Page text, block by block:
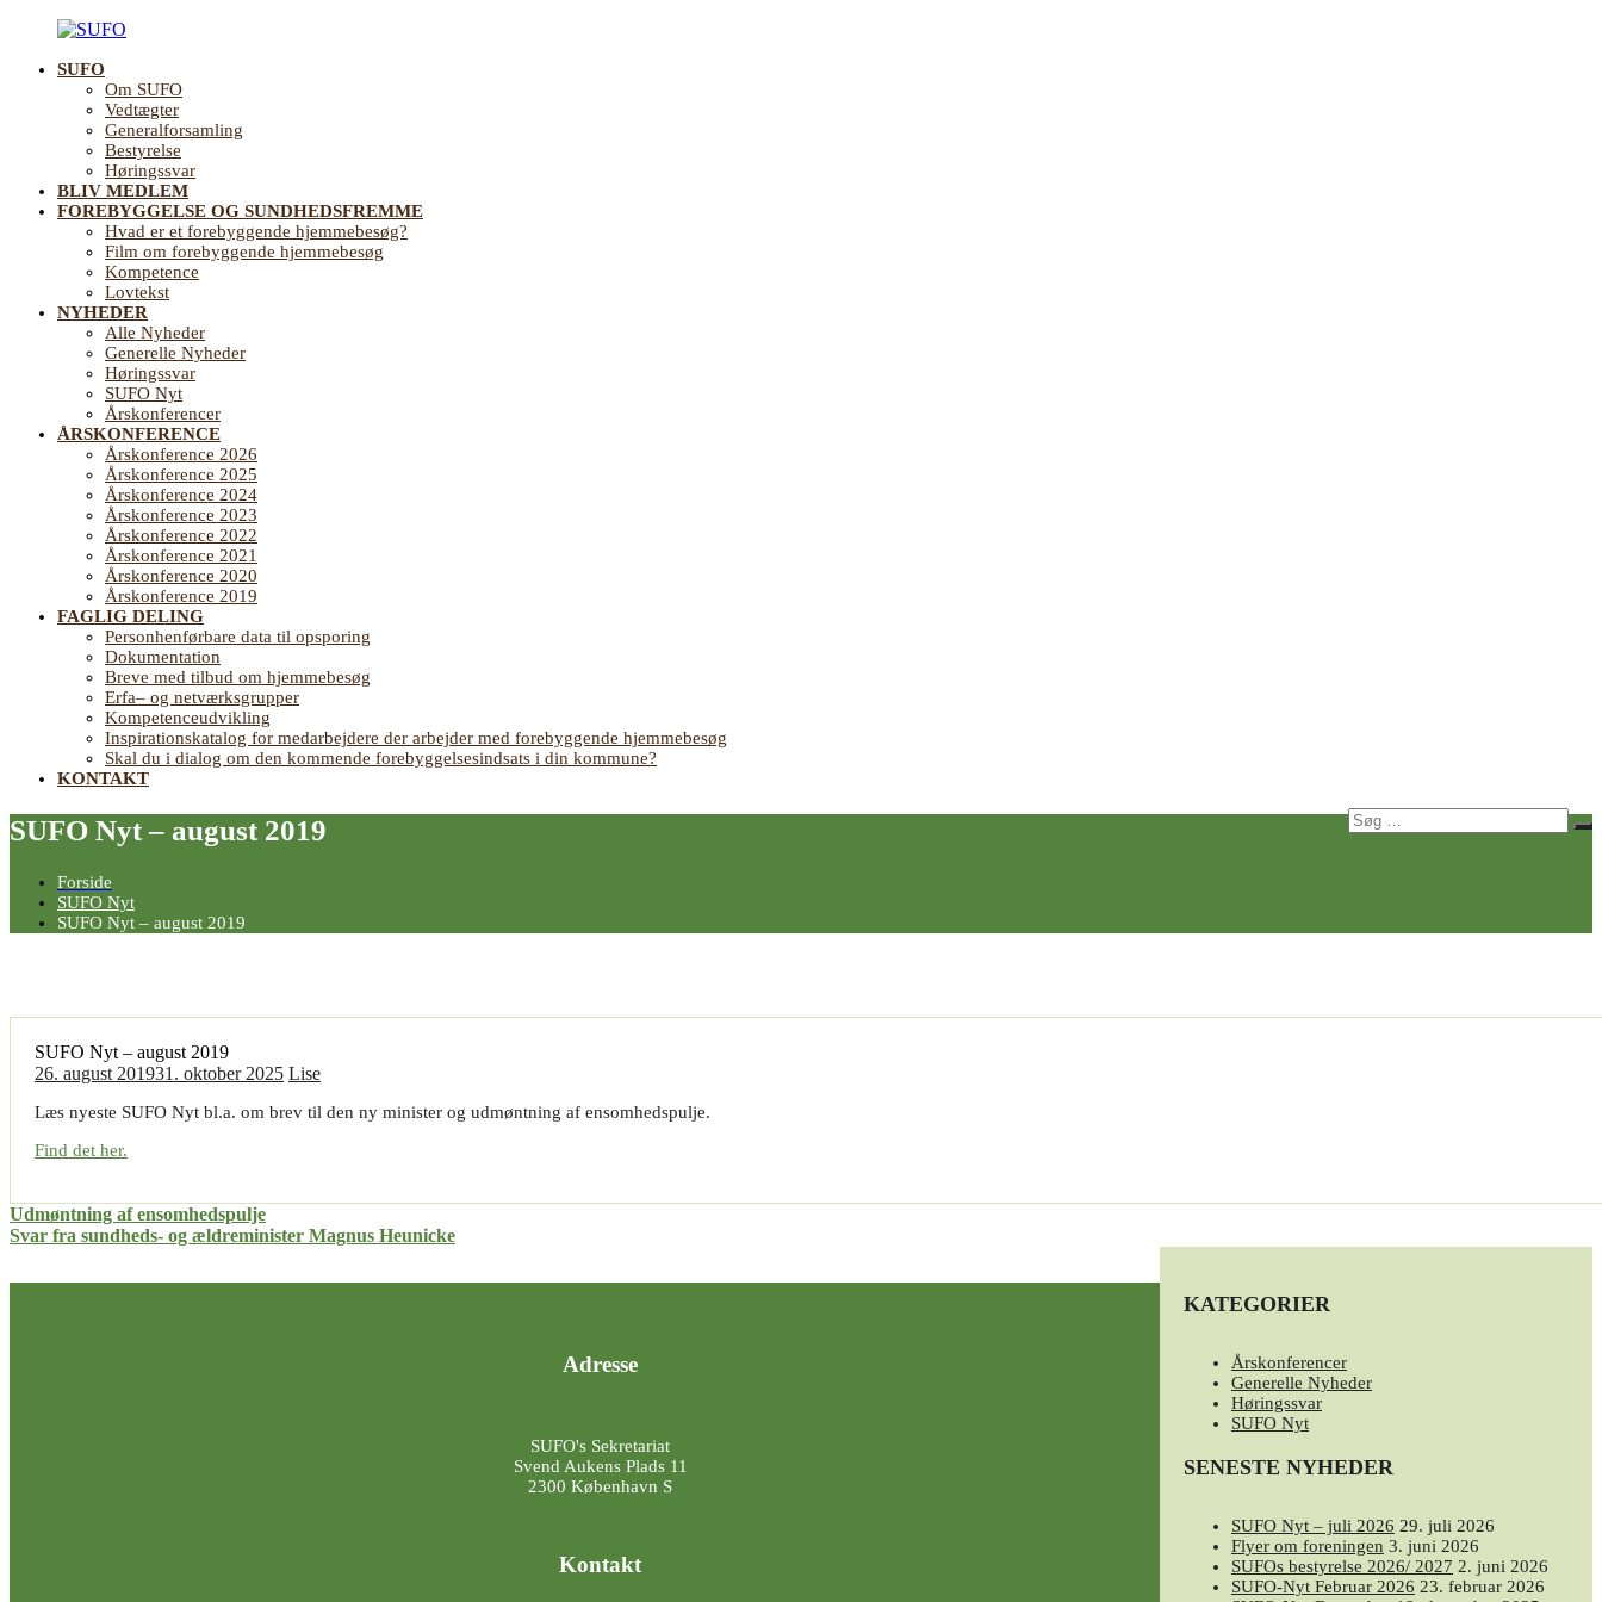
indhold
Landsforening
Sundhedsfremme
Forebyggelse
ældreområdet
SUFO
Om SUFO
Vedtægter
Generalforsamling
Bestyrelse
Høringssvar
BLIV MEDLEM
FOREBYGGELSE OG SUNDHEDSFREMME
Hvad er et forebyggende hjemmebesøg?
Film om forebyggende hjemmebesøg
Kompetence
Lovtekst
NYHEDER
Alle Nyheder
Generelle Nyheder
Høringssvar
SUFO Nyt
Årskonferencer
ÅRSKONFERENCE
Årskonference 2026
Årskonference 2025
Årskonference 2024
Årskonference 2023
Årskonference 2022
Årskonference 2021
Årskonference 2020
Årskonference 2019
FAGLIG DELING
Personhenførbare data til opsporing
Dokumentation
Breve med tilbud om hjemmebesøg
Erfa– og netværksgrupper
Kompetenceudvikling
Inspirationskatalog for medarbejdere der arbejder med forebyggende hjemmebesøg
Skal du i dialog om den kommende forebyggelsesindsats i din kommune?
KONTAKT
Søg
efter:
SUFO Nyt – august 2019
Forside
SUFO Nyt
SUFO Nyt – august 2019
SUFO Nyt – august 2019
26. august 201931. oktober 2025 Lise
Læs nyeste SUFO Nyt bl.a. om brev til den ny minister og udmøntning af ensomhedspulje.
Find det her.
Indlægsnavigation
Udmøntning af ensomhedspulje
Svar fra sundheds- og ældreminister Magnus Heunicke
KATEGORIER
Årskonferencer
Generelle Nyheder
Høringssvar
SUFO Nyt
SENESTE NYHEDER
SUFO Nyt – juli 2026 29. juli 2026
Flyer om foreningen 3. juni 2026
SUFOs bestyrelse 2026/ 2027 2. juni 2026
SUFO-Nyt Februar 2026 23. februar 2026
Adresse
SUFO's Sekretariat
Svend Aukens Plads 11
2300 København S
Kontakt